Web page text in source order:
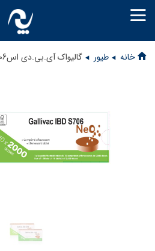
خانه طیور گالیواک آی.بی.دی اس706 نئو